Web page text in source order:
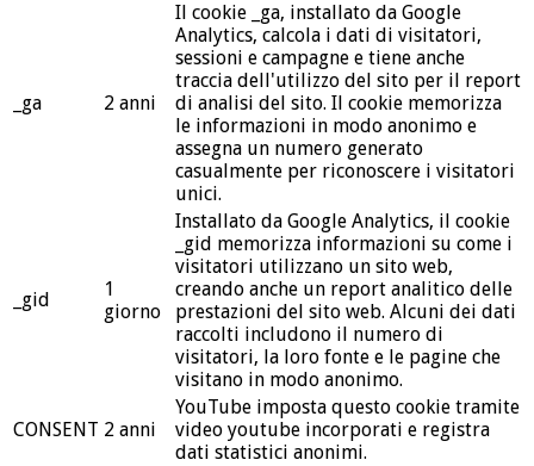
_ga 2 anni
Il cookie _ga, installato da Google
Analytics, calcola i dati di visitatori,
sessioni e campagne e tiene anche
traccia dell'utilizzo del sito per il report
di analisi del sito. Il cookie memorizza
le informazioni in modo anonimo e
assegna un numero generato
casualmente per riconoscere i visitatori
unici.
_gid
1
giorno
Installato da Google Analytics, il cookie
_gid memorizza informazioni su come i
visitatori utilizzano un sito web,
creando anche un report analitico delle
prestazioni del sito web. Alcuni dei dati
raccolti includono il numero di
visitatori, la loro fonte e le pagine che
visitano in modo anonimo.
CONSENT 2 anni
YouTube imposta questo cookie tramite
video youtube incorporati e registra
dati statistici anonimi.